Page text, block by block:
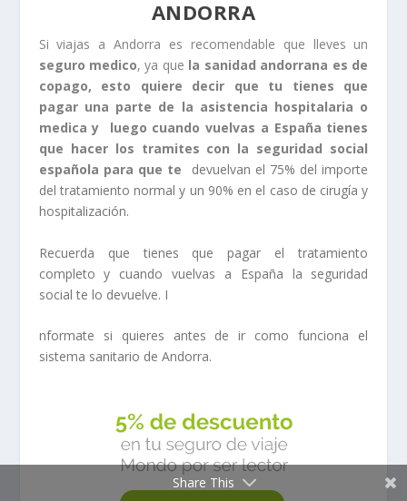
ANDORRA
Si viajas a Andorra es recomendable que lleves un
seguro medico, ya que la sanidad andorrana es de
copago, esto quiere decir que tu tienes que
pagar una parte de la asistencia hospitalaria o
medica y luego cuando vuelvas a España tienes
que hacer los tramites con la seguridad social
española para que te
devuelvan el 75% del importe
del tratamiento normal y un 90% en el caso de cirugía y
hospitalización.
Recuerda que tienes que pagar el tratamiento
completo y cuando vuelvas a España la seguridad
social te lo devuelve. I
nformate si quieres antes de ir como funciona el
sistema sanitario de Andorra.
Share This